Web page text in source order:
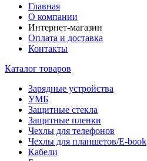
Главная
О компании
Интернет-магазин
Оплата и доставка
Контакты
Каталог товаров
Зарядные устройства
УМБ
Защитные стекла
Защитные пленки
Чехлы для телефонов
Чехлы для планшетов/E-book
Кабели